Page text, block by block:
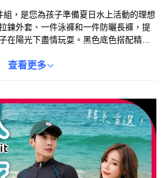
，是您為孩子準備夏日水上活動的理想
鍊外套、一件泳褲和一件防曬長褲，提
在陽光下盡情玩耍。黑色底色搭配精美
拉鍊設計方便穿脫，讓孩子輕鬆享受游
查看更多